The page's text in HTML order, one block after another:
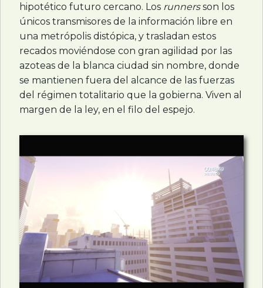
hipotético futuro cercano. Los runnersson los
únicos transmisores de la información libre en
una metrópolis distópica, y trasladan estos
recados moviéndose con gran agilidad por las
azoteas de la blanca ciudad sin nombre, donde
se mantienen fuera del alcance de las fuerzas
del régimen totalitario que la gobierna. Viven al
margen de la ley, en el filo del espejo.